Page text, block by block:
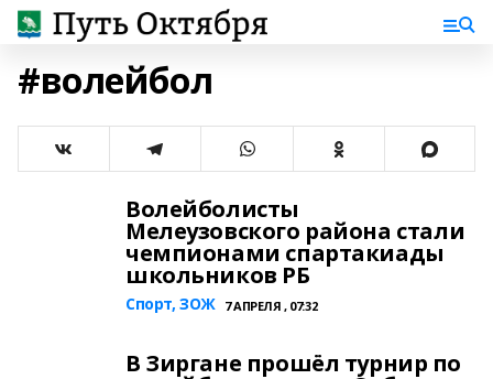
#волейбол
Волейболисты
Мелеузовского района стали
чемпионами спартакиады
школьников РБ
Спорт, ЗОЖ 7 АПРЕЛЯ , 07:32
В Зиргане прошёл турнир по